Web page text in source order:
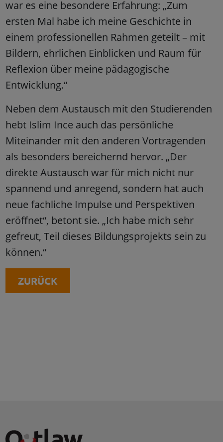
war es eine besondere Erfahrung: „Zum
ersten Mal habe ich meine Geschichte in
einem professionellen Rahmen geteilt – mit
Bildern, ehrlichen Einblicken und Raum für
Reflexion über meine pädagogische
Entwicklung.“
Neben dem Austausch mit den Studierenden
hebt Islim Ince auch das persönliche
Miteinander mit den anderen Vortragenden
als besonders bereichernd hervor. „Der
direkte Austausch war für mich nicht nur
spannend und anregend, sondern hat auch
neue fachliche Impulse und Perspektiven
eröffnet“, betont sie. „Ich habe mich sehr
gefreut, Teil dieses Bildungsprojekts sein zu
können.“
ZURÜCK